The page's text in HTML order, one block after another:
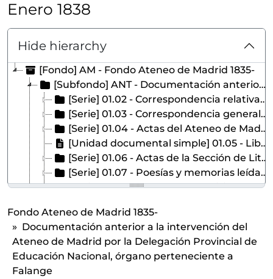
Enero 1838
Hide hierarchy
[Fondo] AM - Fondo Ateneo de Madrid 1835-
[Subfondo] ANT - Documentación anterior a la intervención del Ateneo de Madrid por la Delegación Provincial de Educación Nacional, órgano perteneciente a Falange
[Serie] 01.02 - Correspondencia relativa al movimiento de socios (1836-1863)
[Serie] 01.03 - Correspondencia general (1836-1906)
[Serie] 01.04 - Actas del Ateneo de Madrid (1835-1855)
[Unidad documental simple] 01.05 - Libro de cuentas del Ateneo de Madrid (1835-1839)
[Serie] 01.06 - Actas de la Sección de Literatura y Bellas Artes (1837-1848)
[Serie] 01.07 - Poesías y memorias leídas en la Sección de Literatura y Bellas Artes (1837-1847)
[Serie] 01.08 - Actas de la Comisión de Biblioteca (1932-1933)
[Subfondo] SECR - Secretaría y administración del Ateneo de Madrid
[Subfondo] SOC - Documentación relativa a los socios ateneístas del Ateneo Científico, Literario y Artístico de madrid
[Serie] LIS - Listas de socios (1836-1939)
[Subserie] 01 - Notas de alta y baja de socios (1838-1840)
Fondo Ateneo de Madrid 1835-
Documentación anterior a la intervención del
Ateneo de Madrid por la Delegación Provincial de
Educación Nacional, órgano perteneciente a
Falange